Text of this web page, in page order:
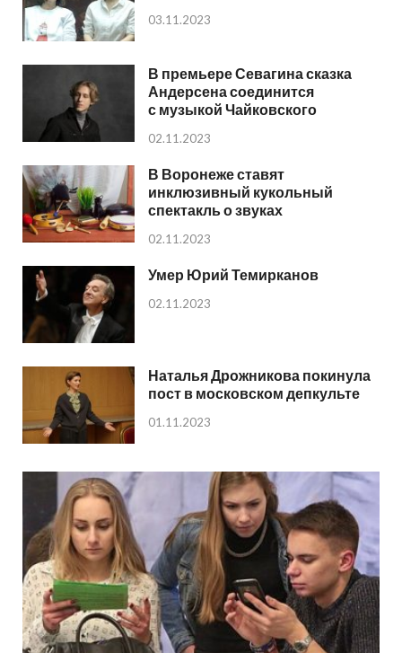
03.11.2023
В премьере Севагина сказка
Андерсена соединится
с музыкой Чайковского
02.11.2023
В Воронеже ставят
инклюзивный кукольный
спектакль о звуках
02.11.2023
Умер Юрий Темирканов
02.11.2023
Наталья Дрожникова покинула
пост в московском депкульте
01.11.2023